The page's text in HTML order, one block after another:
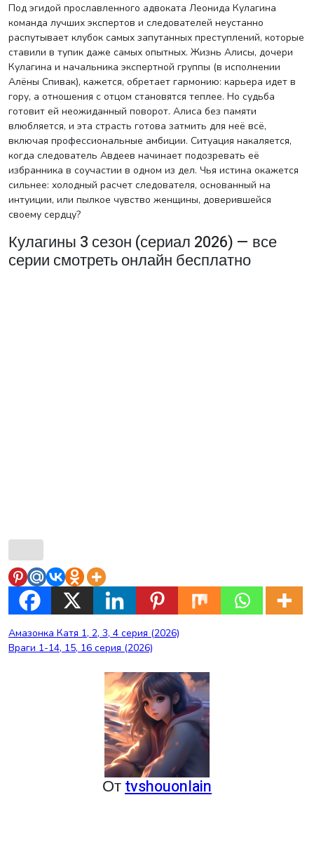
Под эгидой прославленного адвоката Леонида Кулагина
команда лучших экспертов и следователей неустанно
распутывает клубок самых запутанных преступлений, которые
ставили в тупик даже самых опытных. Жизнь Алисы, дочери
Кулагина и начальника экспертной группы (в исполнении
Алёны Спивак), кажется, обретает гармонию: карьера идет в
гору, а отношения с отцом становятся теплее. Но судьба
готовит ей неожиданный поворот. Алиса без памяти
влюбляется, и эта страсть готова затмить для неё всё,
включая профессиональные амбиции. Ситуация накаляется,
когда следователь Авдеев начинает подозревать её
избранника в соучастии в одном из дел. Чья истина окажется
сильнее: холодный расчет следователя, основанный на
интуиции, или пылкое чувство женщины, доверившейся
своему сердцу?
Кулагины 3 сезон (сериал 2026) — все
серии смотреть онлайн бесплатно
Навигация
по
Амазонка Катя 1, 2, 3, 4 серия (2026)
Враги 1-14, 15, 16 серия (2026)
Отtvshouonlain